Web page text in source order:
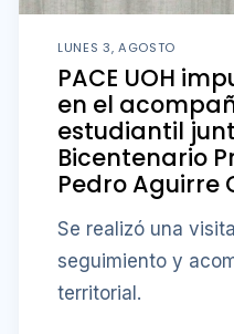
LUNES 3, AGOSTO
PACE UOH
en el
estudiantil
Bicentenario
Pedro Aguirre
Se realizó una
seguimiento y
territorial.